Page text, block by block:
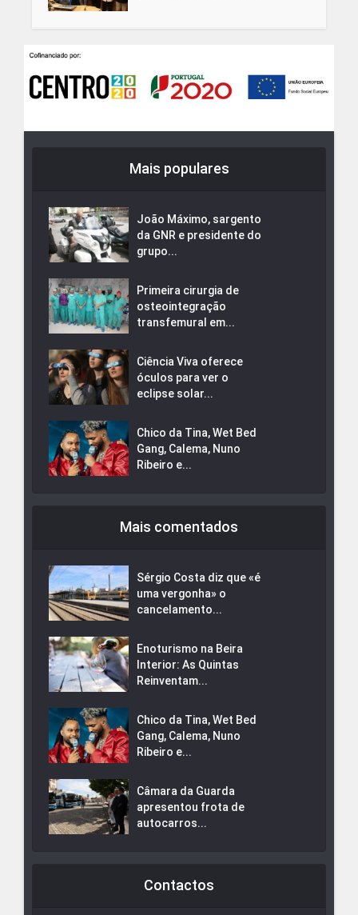
Mais populares
João Máximo, sargento
da GNR e presidente do
grupo...
Primeira cirurgia de
osteointegração
transfemural em...
Ciência Viva oferece
óculos para ver o
eclipse solar...
Chico da Tina, Wet Bed
Gang, Calema, Nuno
Ribeiro e...
Mais comentados
Sérgio Costa diz que «é
uma vergonha» o
cancelamento...
Enoturismo na Beira
Interior: As Quintas
Reinventam...
Chico da Tina, Wet Bed
Gang, Calema, Nuno
Ribeiro e...
Câmara da Guarda
apresentou frota de
autocarros...
Contactos